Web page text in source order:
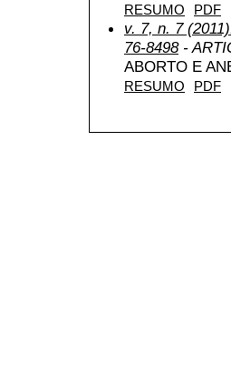
RESUMO PDF
v. 7, n. 7
76-8498-
ABORTO E
RESUMO PDF